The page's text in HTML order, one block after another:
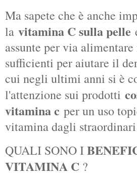
Ma sapete che è anche
la vitamina C sulla pelle
assunte per via alimentare
sufficienti per aiutare il
cui negli ultimi anni si è
l'attenzione sui prodotti
vitamina c per un uso
vitamina dagli
QUALI SONO I
VITAMINA C ?